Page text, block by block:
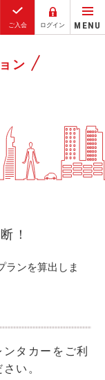
ご入会
ログイン MENU
ン
！
ランを算出しま
タカーをご利
い。